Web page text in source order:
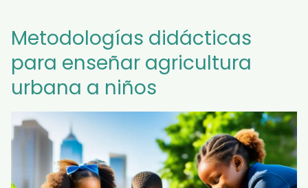
Metodologías didácticas
para enseñar agricultura
urbana a niños